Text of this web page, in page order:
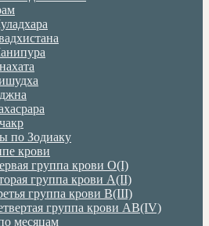
по Зодиаку
крови
группа крови О(I)
группа крови А(II)
группа крови В(III)
группа крови АВ(IV)
месяцам